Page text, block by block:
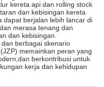
kereta api dan rolling stock
dan kebisingan kereta
dapat berjalan lebih lancar di
merasa tenang dan
dan kebisingan.
berbagai skenario
memainkan peran yang
berkontribusi untuk
kerja dan kehidupan